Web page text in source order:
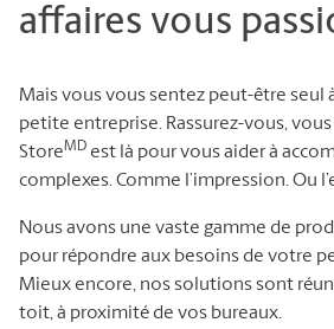
affaires vous
Mais vous vous sentez peut-être seul
petite entreprise. Rassurez-vous, vous
StoreMD est là pour vous aider à
complexes. Comme l’impression. Ou
Nous avons une vaste gamme de
pour répondre aux besoins de votre
Mieux encore, nos solutions sont
toit, à proximité de vos bureaux.